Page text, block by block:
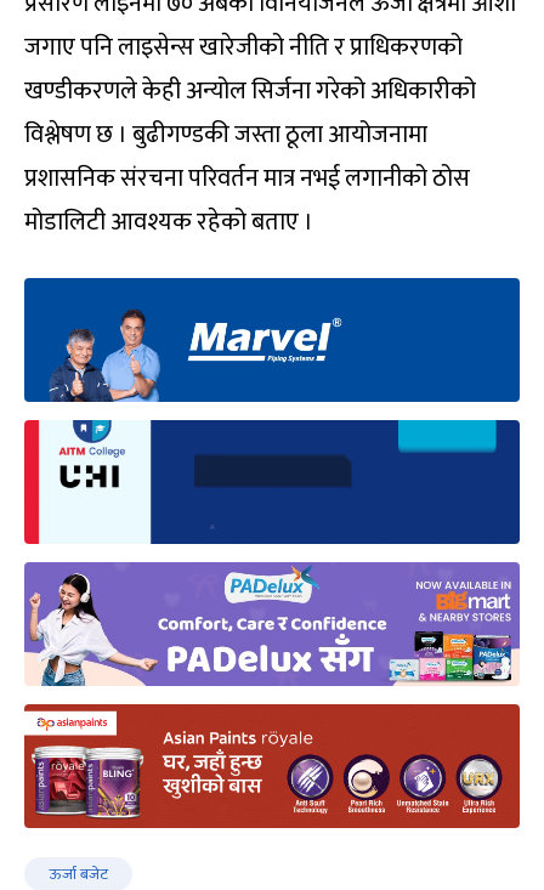
जगाए पनि लाइसेन्स खारेजीको नीति र प्राधिकरणको
खण्डीकरणले केही अन्योल सिर्जना गरेको अधिकारीको
विश्लेषण छ । बुढीगण्डकी जस्ता ठूला आयोजनामा
प्रशासनिक संरचना परिवर्तन मात्र नभई लगानीको ठोस
मोडालिटी आवश्यक रहेको बताए ।
ऊर्जा बजेट